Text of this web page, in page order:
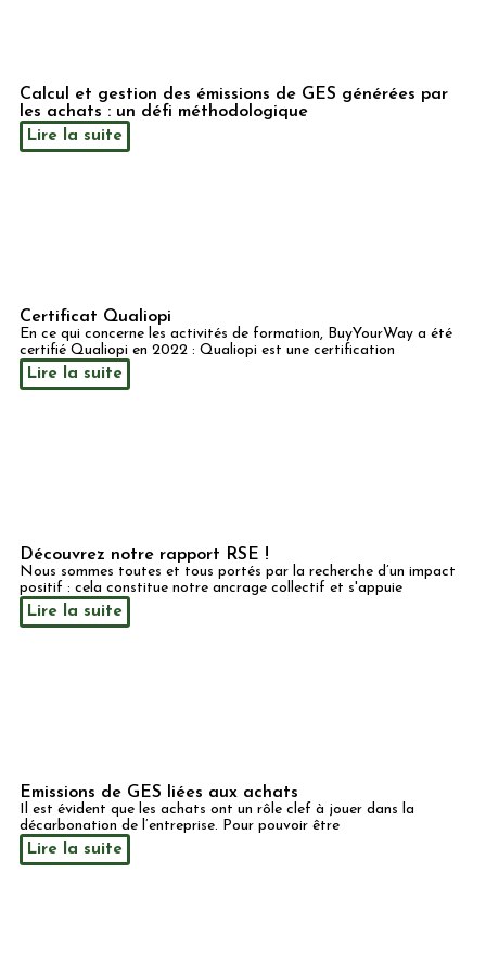
Calcul et gestion des émissions de GES générées par
les achats : un défi méthodologique
Lire la suite
Certificat Qualiopi
En ce qui concerne les activités de formation, BuyYourWay a été
certifié Qualiopi en 2022 : Qualiopi est une certification
Lire la suite
Découvrez notre rapport RSE !
Nous sommes toutes et tous portés par la recherche d’un impact
positif : cela constitue notre ancrage collectif et s'appuie
Lire la suite
Emissions de GES liées aux achats
Il est évident que les achats ont un rôle clef à jouer dans la
décarbonation de l’entreprise. Pour pouvoir être
Lire la suite